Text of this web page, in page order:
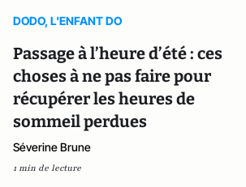
DODO, L'ENFANT DO
Passage à l’heure d’été : ces
choses à ne pas faire pour
récupérer les heures de
sommeil perdues
Séverine Brune
1 min de lecture